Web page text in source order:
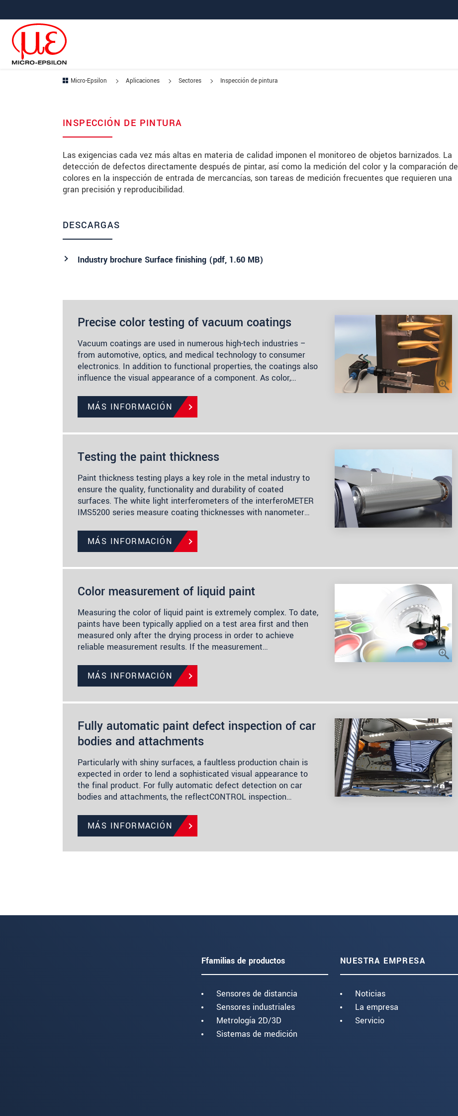
Micro-Epsilon Aplicaciones Sectores Inspección de pintura
INSPECCIÓN DE PINTURA
Las exigencias cada vez más altas en materia de calidad imponen el monitoreo de objetos barnizados. La
detección de defectos directamente después de pintar, así como la medición del color y la comparación de
colores en la inspección de entrada de mercancías, son tareas de medición frecuentes que requieren una
gran precisión y reproducibilidad.
DESCARGAS
Industry brochure Surface finishing (pdf, 1.60 MB)
Precise color testing of vacuum coatings
Vacuum coatings are used in numerous high-tech industries –
from automotive, optics, and medical technology to consumer
electronics. In addition to functional properties, the coatings also
influence the visual appearance of a component. As color,…
MÁS INFORMACIÓN
Testing the paint thickness
Paint thickness testing plays a key role in the metal industry to
ensure the quality, functionality and durability of coated
surfaces. The white light interferometers of the interferoMETER
IMS5200 series measure coating thicknesses with nanometer…
MÁS INFORMACIÓN
Color measurement of liquid paint
Measuring the color of liquid paint is extremely complex. To date,
paints have been typically applied on a test area first and then
measured only after the drying process in order to achieve
reliable measurement results. If the measurement…
MÁS INFORMACIÓN
Fully automatic paint defect inspection of car
bodies and attachments
Particularly with shiny surfaces, a faultless production chain is
expected in order to lend a sophisticated visual appearance to
the final product. For fully automatic defect detection on car
bodies and attachments, the reflectCONTROL inspection…
MÁS INFORMACIÓN
Ffamilias de productos
Sensores de distancia
Sensores industriales
Metrología 2D/3D
Sistemas de medición
NUESTRA EMPRESA
Noticias
La empresa
Servicio